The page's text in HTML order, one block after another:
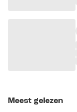
Meest gelezen